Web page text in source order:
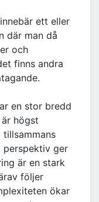
ett eller
där man då
och
finns andra
en stor bredd
högst
tillsammans
perspektiv ger
är en stark
följer
ökar